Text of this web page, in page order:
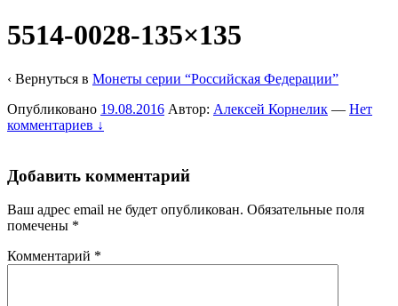
5514-0028-135×135
‹ Вернуться в Монеты серии “Российская Федерации”
Опубликовано 19.08.2016 Автор: Алексей Корнелик — Нет
комментариев ↓
Добавить комментарий
Ваш адрес email не будет опубликован. Обязательные поля
помечены *
Комментарий *